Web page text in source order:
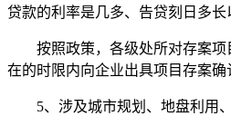
贷款的利率是几多、告贷刻日多长
按照政策，各级处所对存案项
在的时限内向企业出具项目存案确
5、涉及城市规划、地盘利用、